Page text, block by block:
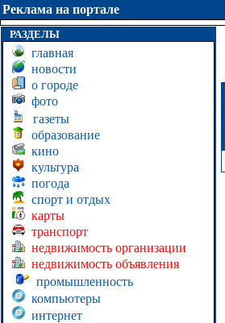
Реклама на портале
РАЗДЕЛЫ
главная
новости
о городе
фото
газеты
образование
кино
культура
погода
спорт и отдых
карты
транспорт
недвижимость организации
недвижимость объявления
промышленность
компьютеры
интернет